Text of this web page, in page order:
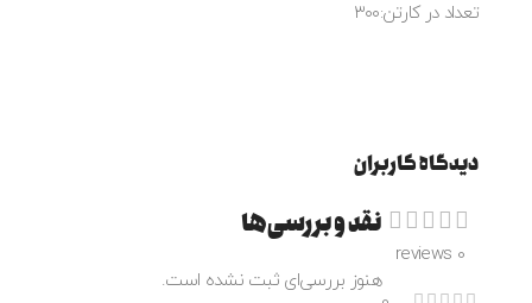
تعداد در کارتن:۳۰۰
دیدگاه کاربران
0 reviews
نقد و بررسی‌ها
هنوز بررسی‌ای ثبت نشده است.